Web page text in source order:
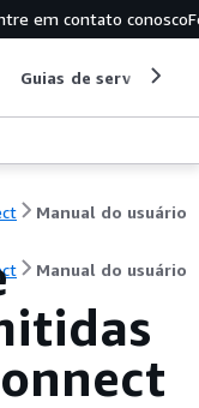
em contato conosco
Guias de serviço
Manual do usuário
Manual do usuário